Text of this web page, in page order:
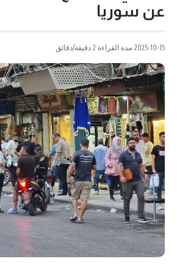
عن سوريا
2025-10-15 مدة القراءة 2 دقيقة/دقائق